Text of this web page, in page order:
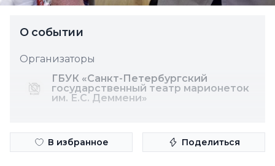
О событии
Организаторы
ГБУК «Санкт-Петербургский
государственный театр марионеток
им. Е.С. Деммени»
В избранное Поделиться